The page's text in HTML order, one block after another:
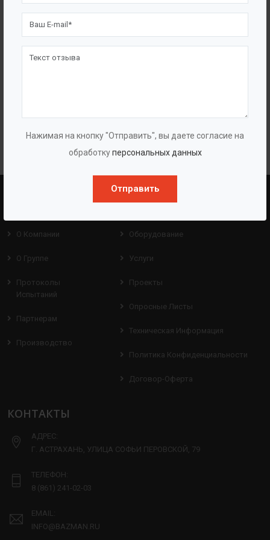
Нажимая на кнопку "Отправить", вы даете согласие на
обработкуперсональных данных
Отправить
выпускаемой нами документации и каждый проект для нас
любая из задач, стоящая перед вами, будет решена
качественно и на высоком уровне.
О Компании
О Группе
Протоколы
Испытаний
Партнерам
Производство
ПОЛЕЗНЫЕ ССЫЛКИ
Оборудование
Услуги
Проекты
Опросные Листы
Техническая Информация
Политика Конфиденциальности
Договор-Оферта
КОНТАКТЫ
АДРЕС:
Г. АСТРАХАНЬ, УЛИЦА СОФЬИ ПЕРОВСКОЙ, 79
ТЕЛЕФОН:
8 (861) 241-02-03
EMAIL:
INFO@BAZMAN.RU